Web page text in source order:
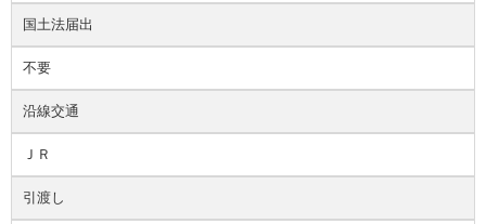
国土法届出
不要
沿線交通
ＪＲ
引渡し